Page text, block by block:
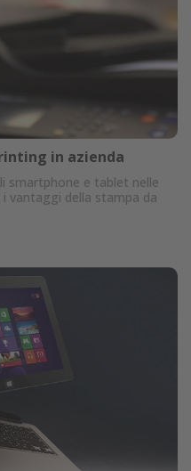
in azienda
smartphone e tablet nelle
vantaggi della stampa da